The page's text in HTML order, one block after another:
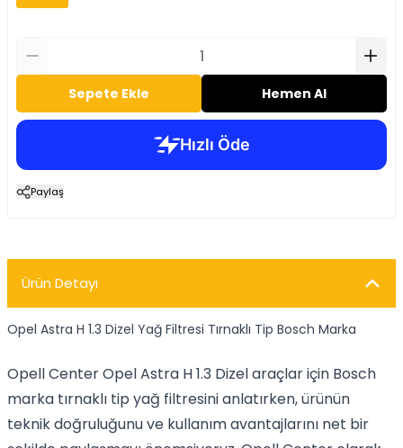
Sepete Ekle Hemen Al
Paylaş
Ürün Detayı
Opel Astra H 1.3 Dizel Yağ Filtresi Tırnaklı Tip Bosch Marka
Opell Center Opel Astra H 1.3 Dizel araçlar için Bosch
marka tırnaklı tip yağ filtresini anlatırken, ürünün
teknik doğruluğunu ve kullanım avantajlarını net bir